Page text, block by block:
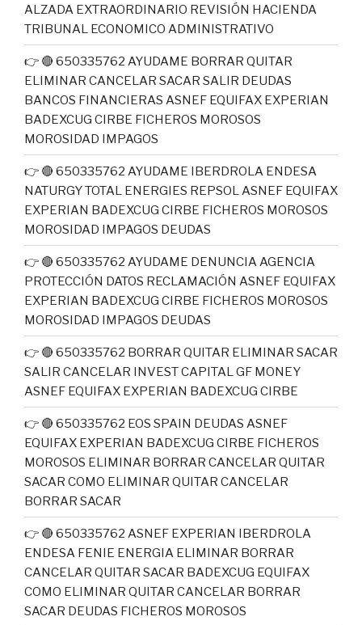
ALZADA EXTRAORDINARIO REVISIÓN HACIENDA
TRIBUNAL ECONOMICO ADMINISTRATIVO
👉 🔴 650335762 AYUDAME BORRAR QUITAR
ELIMINAR CANCELAR SACAR SALIR DEUDAS
BANCOS FINANCIERAS ASNEF EQUIFAX EXPERIAN
BADEXCUG CIRBE FICHEROS MOROSOS
MOROSIDAD IMPAGOS
👉 🔴 650335762 AYUDAME IBERDROLA ENDESA
NATURGY TOTAL ENERGIES REPSOL ASNEF EQUIFAX
EXPERIAN BADEXCUG CIRBE FICHEROS MOROSOS
MOROSIDAD IMPAGOS DEUDAS
👉 🔴 650335762 AYUDAME DENUNCIA AGENCIA
PROTECCIÓN DATOS RECLAMACIÓN ASNEF EQUIFAX
EXPERIAN BADEXCUG CIRBE FICHEROS MOROSOS
MOROSIDAD IMPAGOS DEUDAS
👉 🔴 650335762 BORRAR QUITAR ELIMINAR SACAR
SALIR CANCELAR INVEST CAPITAL GF MONEY
ASNEF EQUIFAX EXPERIAN BADEXCUG CIRBE
👉 🔴 650335762 EOS SPAIN DEUDAS ASNEF
EQUIFAX EXPERIAN BADEXCUG CIRBE FICHEROS
MOROSOS ELIMINAR BORRAR CANCELAR QUITAR
SACAR COMO ELIMINAR QUITAR CANCELAR
BORRAR SACAR
👉 🔴 650335762 ASNEF EXPERIAN IBERDROLA
ENDESA FENIE ENERGIA ELIMINAR BORRAR
CANCELAR QUITAR SACAR BADEXCUG EQUIFAX
COMO ELIMINAR QUITAR CANCELAR BORRAR
SACAR DEUDAS FICHEROS MOROSOS